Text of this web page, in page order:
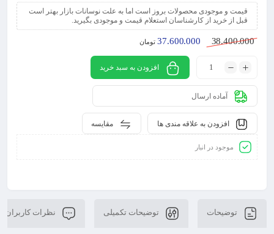
قیمت و موجودی محصولات بروز است اما به علت نوسانات بازار بهتر است
قبل از خرید از کارشناسان استعلام قیمت و موجودی بگیرید.
38.400.000
37.600.000 تومان
افزودن به سبد خرید
آماده ارسال
مقایسه افزودن به علاقه مندی ها
موجود در انبار
توضیحات توضیحات تکمیلی نظرات کاربران